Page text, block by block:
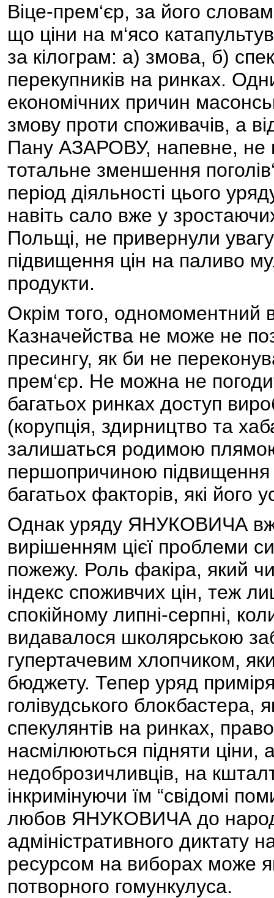
Віце-прем‘єр, за його
що ціни на м‘ясо
за кілограм: а) змова, б)
перекупників на ринках.
економічних причин
змову проти споживачів, а
Пану АЗАРОВУ, напевне, не
тотальне зменшення
період діяльності цього
навіть сало вже у
Польщі, не привернули
підвищення цін на паливо
продукти.
Окрім того, одномоментний
Казначейства не може не
пресингу, як би не
прем‘єр. Не можна не
багатьох ринках доступ
(корупція, здирництво та
залишаться родимою
першопричиною підвищення
багатьох факторів, які
Однак уряду ЯНУКОВИЧА
вирішенням цієї проблеми
пожежу. Роль факіра, який
індекс споживчих цін, теж
спокійному липні-серпні,
видавалося школярською
гупертачевим хлопчиком,
бюджету. Тепер уряд
голівудського
спекулянтів на ринках,
насмілюються підняти ціни,
недоброзичливців, на
інкримінуючи їм “свідомі
любов ЯНУКОВИЧА до
адміністративного диктату
ресурсом на виборах може
потворного гомункулуса.